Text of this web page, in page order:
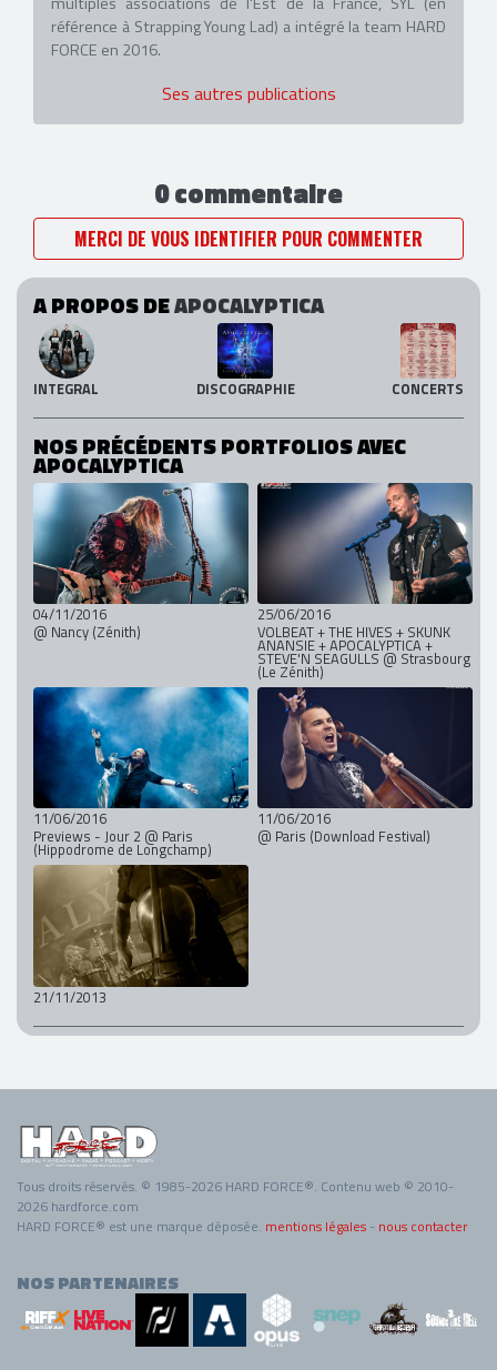
référence à Strapping Young Lad) a intégré la team HARD
FORCE en 2016.
Ses autres publications
0 commentaire
MERCI DE VOUS IDENTIFIER POUR COMMENTER
A PROPOS DEAPOCALYPTICA
INTEGRAL DISCOGRAPHIE CONCERTS
NOS PRÉCÉDENTS PORTFOLIOS AVEC
APOCALYPTICA
04/11/2016
@ Nancy (Zénith)
25/06/2016
VOLBEAT + THE HIVES + SKUNK
ANANSIE + APOCALYPTICA +
STEVE'N SEAGULLS @ Strasbourg
(Le Zénith)
11/06/2016
Previews - Jour 2 @ Paris
(Hippodrome de Longchamp)
11/06/2016
@ Paris (Download Festival)
21/11/2013
Tous droits réservés. © 1985-2026 HARD FORCE®. Contenu web © 2010-
2026 hardforce.com
HARD FORCE® est une marque déposée. mentions légales - nous contacter
NOS PARTENAIRES